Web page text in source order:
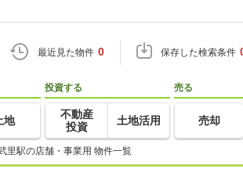
最近見た物件 0 保存した検索条件
地
投資する
不動産
投資
土地活用
売る
売却
里駅の店舗・事業用 物件一覧